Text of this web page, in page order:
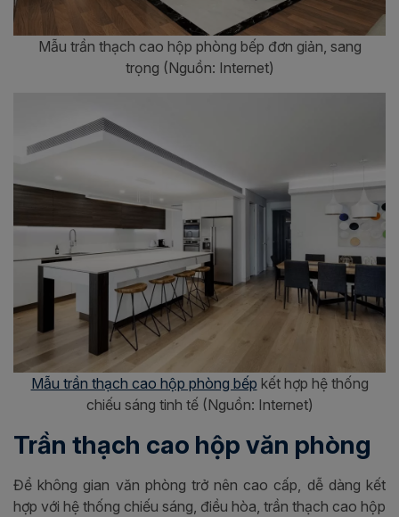
Mẫu trần thạch cao hộp phòng bếp đơn giản, sang
trọng (Nguồn: Internet)
Mẫu trần thạch cao hộp phòng bếp kết hợp hệ thống
chiếu sáng tinh tế (Nguồn: Internet)
Trần thạch cao hộp văn phòng
Để không gian văn phòng trở nên cao cấp, dễ dàng kết
hợp với hệ thống chiếu sáng, điều hòa, trần thạch cao hộp